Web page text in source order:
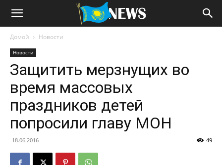
Домой Новости
Новости
Защитить мерзнущих во
время массовых
праздников детей
попросили главу МОН
18.06.2016 49